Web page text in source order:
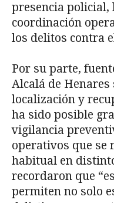
presencia
coordinación
los delitos contra
Por su parte,
Alcalá de
localización y
ha sido posible
vigilancia
operativos que se
habitual en
recordaron que
permiten no solo